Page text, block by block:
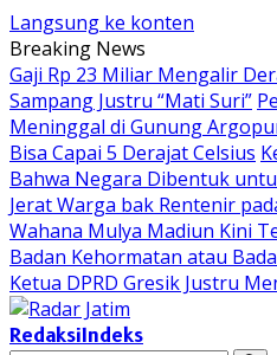
Langsung ke konten
Breaking News
Gaji Rp 23 Miliar Mengalir
Sampang Justru “Mati Suri”
Meninggal di Gunung
Bisa Capai 5 Derajat Celsius
Bahwa Negara Dibentuk
Jerat Warga bak Rentenir
Wahana Mulya Madiun Kini
Badan Kehormatan atau
Ketua DPRD Gresik Justru
RedaksiIndeks